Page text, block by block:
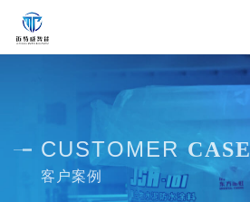
CUSTOMER CASE
客户案例